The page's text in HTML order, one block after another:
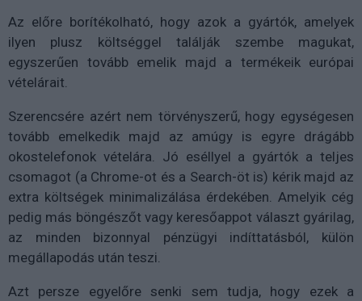
Az előre borítékolható, hogy azok a gyártók, amelyek
ilyen plusz költséggel találják szembe magukat,
egyszerűen tovább emelik majd a termékeik európai
vételárait.
Szerencsére azért nem törvényszerű, hogy egységesen
tovább emelkedik majd az amúgy is egyre drágább
okostelefonok vételára. Jó eséllyel a gyártók a teljes
csomagot (a Chrome-ot és a Search-öt is) kérik majd az
extra költségek minimalizálása érdekében. Amelyik cég
pedig más böngészőt vagy keresőappot választ gyárilag,
az minden bizonnyal pénzügyi indíttatásból, külön
megállapodás után teszi.
Azt persze egyelőre senki sem tudja, hogy ezek a